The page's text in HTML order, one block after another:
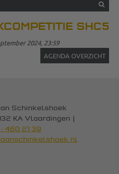
SHC5
2024, 23:59
AGENDA OVERZICHT
Schinkelshoek
KA Vlaardingen |
- 460 21 39